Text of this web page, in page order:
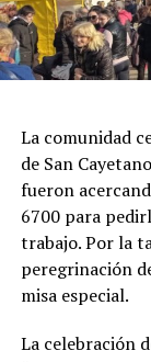
La comunidad
de San
fueron
6700 para
trabajo. Por la
peregrinación
misa especial.
La celebración